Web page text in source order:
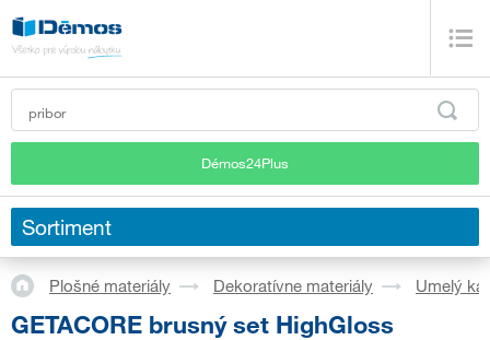
Démos24Plus
Sortiment
Plošné materiály Dekoratívne materiály Umelý
GETACORE brusný set HighGloss